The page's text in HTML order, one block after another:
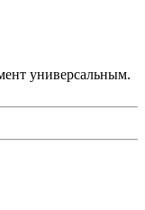
универсальным.